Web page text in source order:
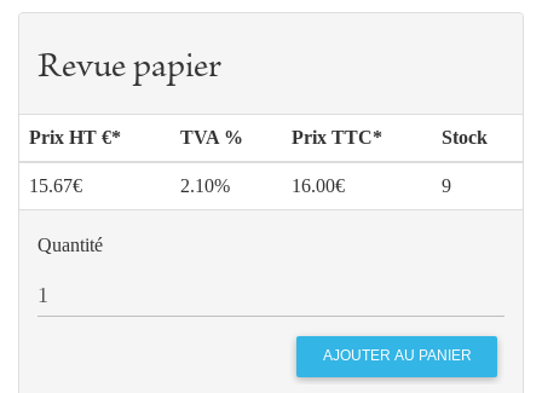
Revue papier
Prix HT €* TVA % Prix TTC* Stock
15.67€ 2.10% 16.00€ 9
Quantité